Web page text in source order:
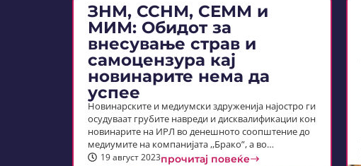
ЗНМ, ССНМ, СЕММ и
МИМ: Обидот за
внесување страв и
самоцензура кај
новинарите нема да
успее
Новинарските и медиумски здруженија најостро ги
осудуваат грубите навреди и дисквалификации кон
новинарите на ИРЛ во денешното соопштение до
медиумите на компанијата ,,Брако”, а во…
19 август 2023прочитај повеќе